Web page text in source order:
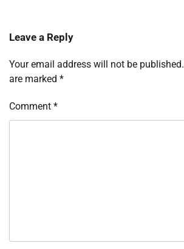
Leave a Reply
Your email address will not be published.
are marked *
Comment *